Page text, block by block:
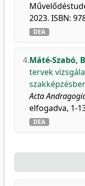
2023. ISBN:
DEA
4.Máté-Szabó,
tervek
Acta
elfogadva, 1-
DEA